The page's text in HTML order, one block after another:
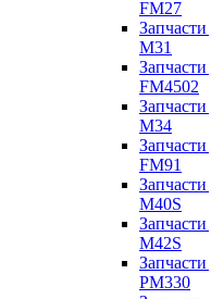
FM27
M31
FM4502
M34
FM91
M40S
M42S
PM330